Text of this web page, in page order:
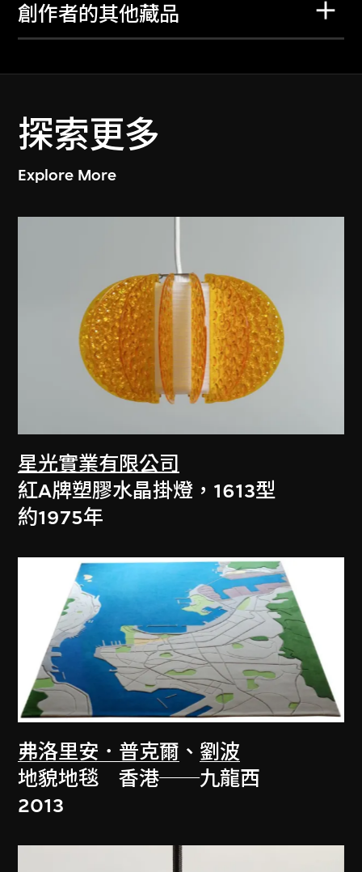
創作者的其他藏品
探索更多
Explore More
星光實業有限公司
紅A牌塑膠水晶掛燈，1613型
約1975年
弗洛里安．普克爾 、 劉波
地貌地毯 香港──九龍西
2013